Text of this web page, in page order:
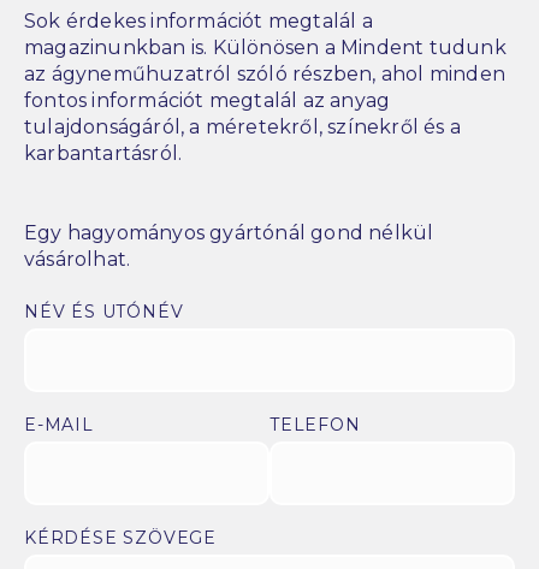
Sok érdekes információt megtalál a
magazinunkban is. Különösen a Mindent tudunk
az ágyneműhuzatról szóló részben, ahol minden
fontos információt megtalál az anyag
tulajdonságáról, a méretekről, színekről és a
karbantartásról.
Egy hagyományos gyártónál gond nélkül
vásárolhat.
NÉV ÉS UTÓNÉV
E-MAIL TELEFON
KÉRDÉSE SZÖVEGE